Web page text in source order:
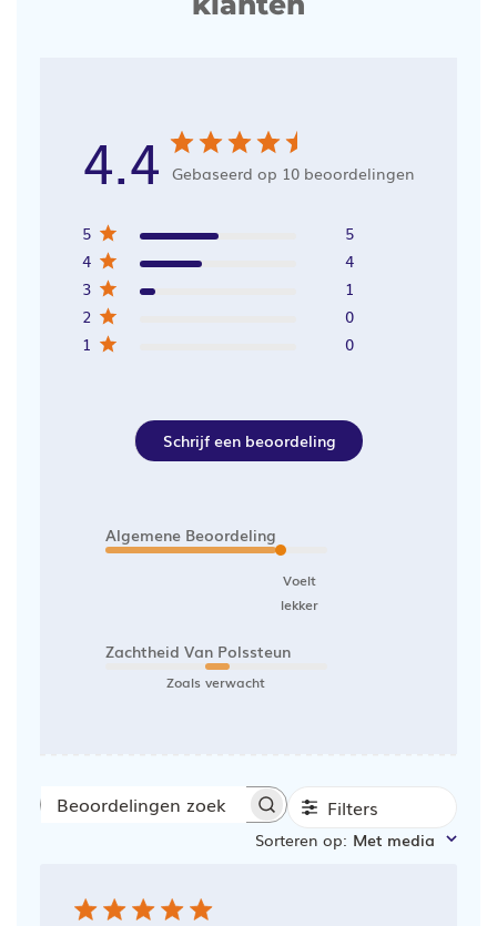
4.4 Gebaseerd op 10 beoordelingen
5
5
4
4
3
1
2
0
1
0
Schrijf een beoordeling
Algemene Beoordeling
Voelt
lekker
Zachtheid Van Polssteun
Zoals verwacht
Beoordelingen
Filters
Sorteren op: Met media